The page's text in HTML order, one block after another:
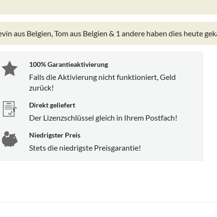
aus Belgien, Tom aus Belgien & 1 andere haben dies heute
100% Garantieaktivierung
Falls die Aktivierung nicht funktioniert, Geld
zurück!
Direkt geliefert
Der Lizenzschlüssel gleich in Ihrem Postfach!
Niedrigster Preis
Stets die niedrigste Preisgarantie!